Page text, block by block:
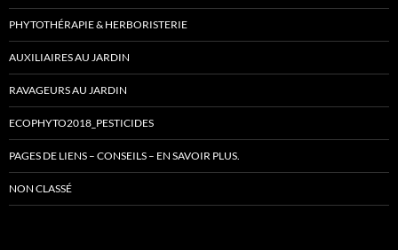
PHYTOTHÉRAPIE & HERBORISTERIE
AUXILIAIRES AU JARDIN
RAVAGEURS AU JARDIN
ECOPHYTO2018_PESTICIDES
PAGES DE LIENS – CONSEILS – EN SAVOIR PLUS.
NON CLASSÉ